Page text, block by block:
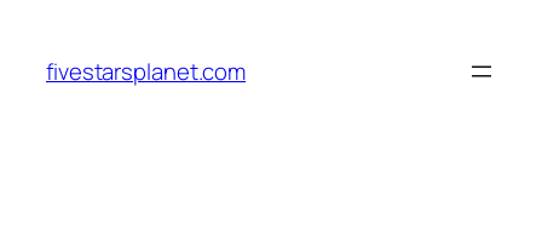
content
fivestarsplanet.com